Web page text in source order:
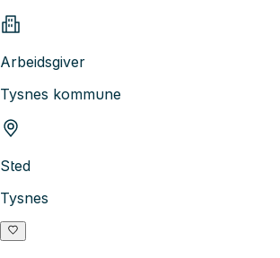
Arbeidsgiver
Tysnes kommune
Sted
Tysnes